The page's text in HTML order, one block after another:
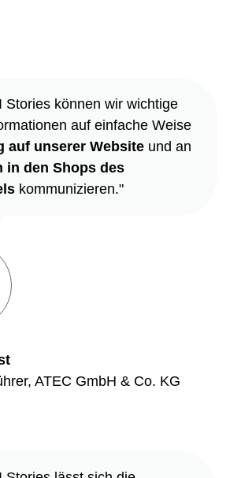
Stories können wir wichtige
auf einfache Weise
auf unserer Website und an
in den Shops des
kommunizieren."
ATEC GmbH & Co. KG